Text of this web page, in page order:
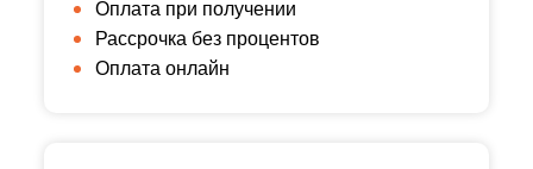
Оплата при получении
Рассрочка без процентов
Оплата онлайн